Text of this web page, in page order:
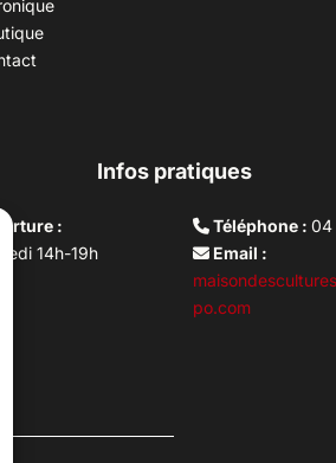
Infos pratiques
:
14h-19h
Téléphone :04
Email :
po.com